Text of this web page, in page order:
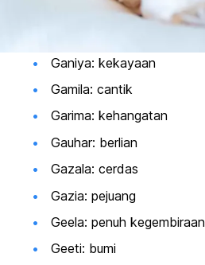
Ganiya: kekayaan
Gamila: cantik
Garima: kehangatan
Gauhar: berlian
Gazala: cerdas
Gazia: pejuang
Geela: penuh kegembiraan
Geeti: bumi